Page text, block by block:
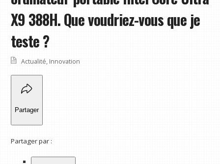
X9 388H. Que voudriez-vous que je
teste ?
Actualité, Innovation
Partager
Partager par :